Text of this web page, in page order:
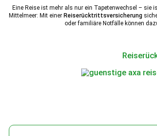
Eine Reise ist mehr als nur ein Tapetenwechsel – sie
Mittelmeer: Mit einer Reiserücktrittsversicherung
oder familiäre Notfälle können